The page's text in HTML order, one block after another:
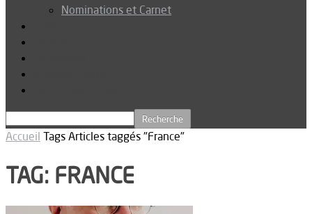
Nominations et Carnet
Accueil Tags Articles taggés "France"
TAG: FRANCE